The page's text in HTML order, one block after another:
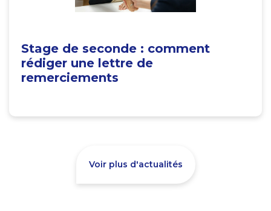
Stage de seconde : comment
rédiger une lettre de
remerciements
Voir plus d'actualités